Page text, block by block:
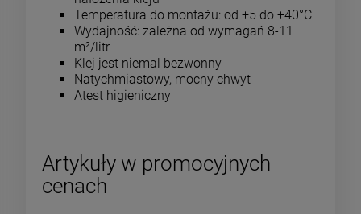
Temperatura do montażu: od +5 do +40°C
Wydajność: zależna od wymagań 8-11
m²/litr
Klej jest niemal bezwonny
Natychmiastowy, mocny chwyt
Atest higieniczny
Artykuły w promocyjnych
cenach